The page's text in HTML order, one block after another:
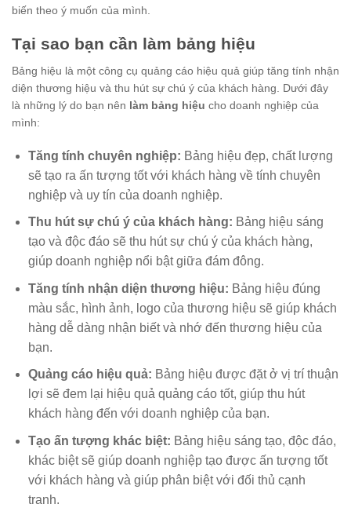
biến theo ý muốn của mình.
Tại sao bạn cần làm bảng hiệu
Bảng hiệu là một công cụ quảng cáo hiệu quả giúp tăng tính nhận
diện thương hiệu và thu hút sự chú ý của khách hàng. Dưới đây
là những lý do bạn nên làm bảng hiệu cho doanh nghiệp của
mình:
Tăng tính chuyên nghiệp: Bảng hiệu đẹp, chất lượng
sẽ tạo ra ấn tượng tốt với khách hàng về tính chuyên
nghiệp và uy tín của doanh nghiệp.
Thu hút sự chú ý của khách hàng: Bảng hiệu sáng
tạo và độc đáo sẽ thu hút sự chú ý của khách hàng,
giúp doanh nghiệp nổi bật giữa đám đông.
Tăng tính nhận diện thương hiệu: Bảng hiệu đúng
màu sắc, hình ảnh, logo của thương hiệu sẽ giúp khách
hàng dễ dàng nhận biết và nhớ đến thương hiệu của
bạn.
Quảng cáo hiệu quả: Bảng hiệu được đặt ở vị trí thuận
lợi sẽ đem lại hiệu quả quảng cáo tốt, giúp thu hút
khách hàng đến với doanh nghiệp của bạn.
Tạo ấn tượng khác biệt: Bảng hiệu sáng tạo, độc đáo,
khác biệt sẽ giúp doanh nghiệp tạo được ấn tượng tốt
với khách hàng và giúp phân biệt với đối thủ cạnh
tranh.